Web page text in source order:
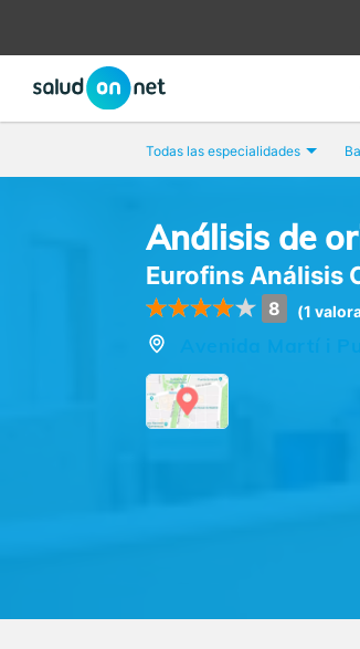
Todas las especialidades
Análisis de
Eurofins Análisis
8 (1